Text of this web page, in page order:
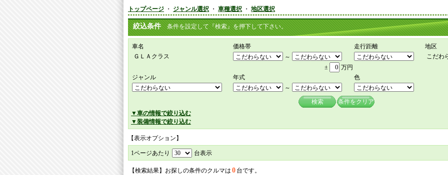
トップページ ・ ジャンル選択 ・ 車種選択 ・ 地区選択
絞込条件 条件を設定して『検索』を押下して下さい。
車名 価格帯 走行距離
地区
ＧＬＡクラス
～
こだわ
±
万円
ジャンル
年式
色
～
検索
条件をクリア
▼車の情報で絞り込む
▼装備情報で絞り込む
【表示オプション】
1ページあたり 台表示
【検索結果】お探しの条件のクルマは 0 台です。